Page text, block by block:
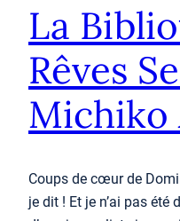
La
Rêves
Michiko
Coups de cœur de
je dit ! Et je n’ai pas été